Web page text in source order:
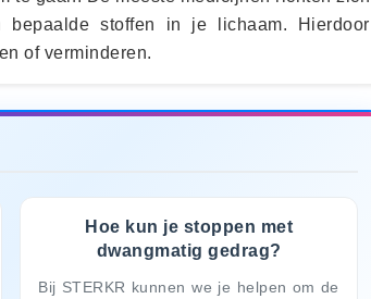
stoffen in je lichaam. Hierdoor
of verminderen.
Hoe kun je stoppen met
dwangmatig gedrag?
Bij STERKR kunnen we je helpen om de